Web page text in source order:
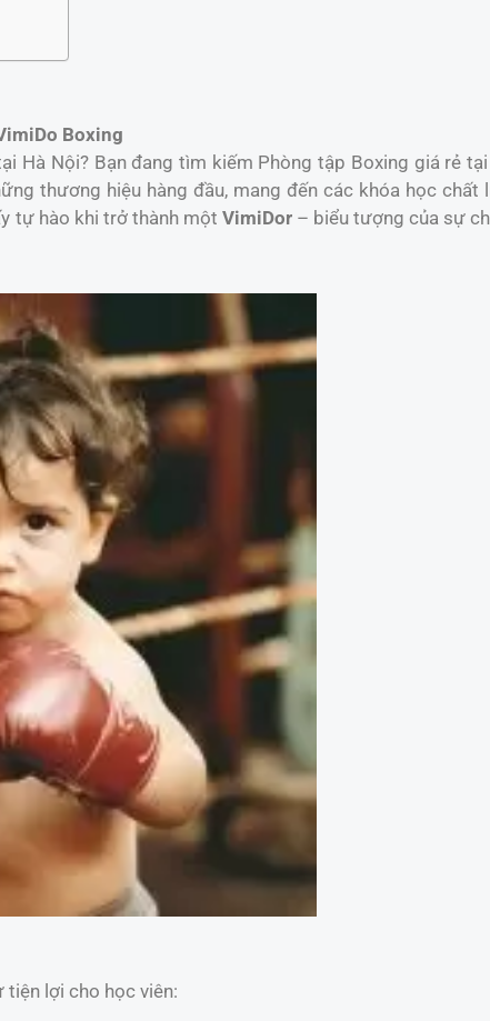
Boxing
Nội? Bạn đang tìm kiếm Phòng tập Boxing giá rẻ
thương hiệu hàng đầu, mang đến các khóa học chất
tự hào khi trở thành một VimiDor– biểu tượng của sự
tiện lợi cho học viên: